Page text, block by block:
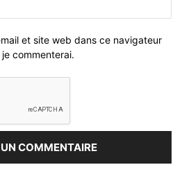
et site web dans ce navigateur
commenterai.